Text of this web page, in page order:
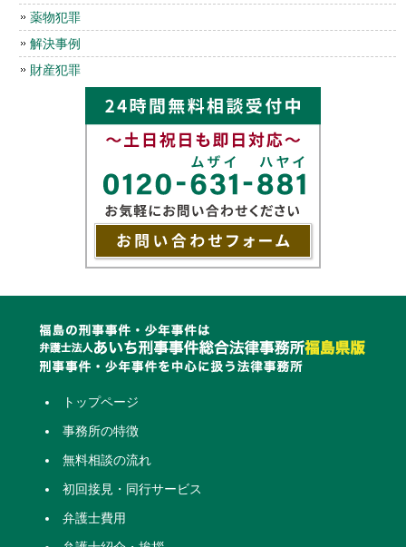
薬物犯罪
解決事例
財産犯罪
トップページ
事務所の特徴
無料相談の流れ
初回接見・同行サービス
弁護士費用